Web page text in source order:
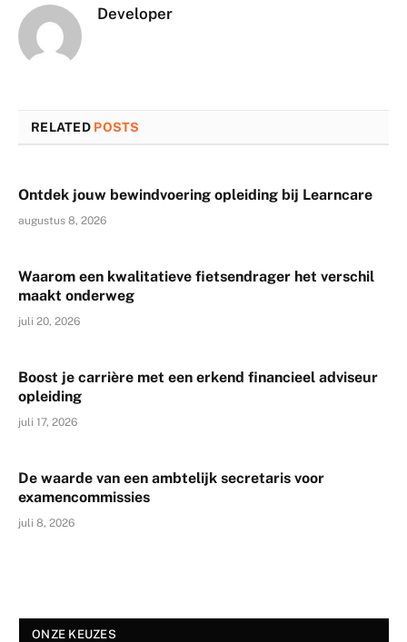
Developer
RELATED POSTS
Ontdek jouw bewindvoering opleiding bij Learncare
augustus 8, 2026
Waarom een kwalitatieve fietsendrager het verschil
maakt onderweg
juli 20, 2026
Boost je carrière met een erkend financieel adviseur
opleiding
juli 17, 2026
De waarde van een ambtelijk secretaris voor
examencommissies
juli 8, 2026
ONZE KEUZES